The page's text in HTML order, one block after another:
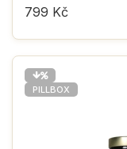
799 Kč
PILLBOX